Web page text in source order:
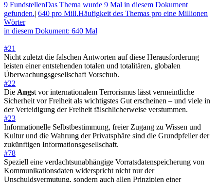
9 FundstellenDas Thema wurde 9 Mal in diesem Dokument
gefunden.| 640 pro Mill.Häufigkeit des Themas pro eine Millionen
Wörter
in diesem Dokument: 640 Mal
#21
Nicht zuletzt die falschen Antworten auf diese Herausforderung
leisten einer entstehenden totalen und totalitären, globalen
Überwachungsgesellschaft Vorschub.
#22
Die Angst vor internationalem Terrorismus lässt vermeintliche
Sicherheit vor Freiheit als wichtigstes Gut erscheinen – und viele in
der Verteidigung der Freiheit fälschlicherweise verstummen.
#23
Informationelle Selbstbestimmung, freier Zugang zu Wissen und
Kultur und die Wahrung der Privatsphäre sind die Grundpfeiler der
zukünftigen Informationsgesellschaft.
#78
Speziell eine verdachtsunabhängige Vorratsdatenspeicherung von
Kommunikationsdaten widerspricht nicht nur der
Unschuldsvermutung, sondern auch allen Prinzipien einer